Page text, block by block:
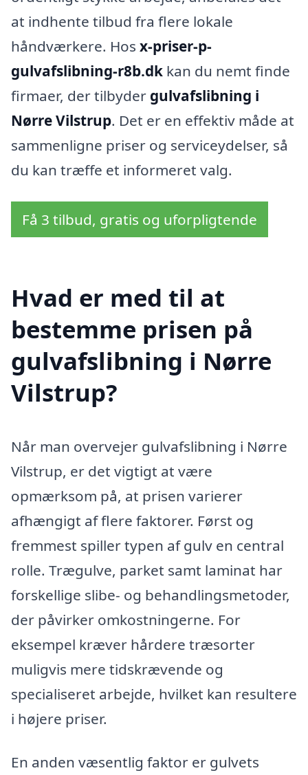
at indhente tilbud fra flere lokale
håndværkere. Hos x-priser-p-
gulvafslibning-r8b.dk kan du nemt finde
firmaer, der tilbyder gulvafslibning i
Nørre Vilstrup. Det er en effektiv måde at
sammenligne priser og serviceydelser, så
du kan træffe et informeret valg.
Få 3 tilbud, gratis og uforpligtende
Hvad er med til at
bestemme prisen på
gulvafslibning i Nørre
Vilstrup?
Når man overvejer gulvafslibning i Nørre
Vilstrup, er det vigtigt at være
opmærksom på, at prisen varierer
afhængigt af flere faktorer. Først og
fremmest spiller typen af gulv en central
rolle. Trægulve, parket samt laminat har
forskellige slibe- og behandlingsmetoder,
der påvirker omkostningerne. For
eksempel kræver hårdere træsorter
muligvis mere tidskrævende og
specialiseret arbejde, hvilket kan resultere
i højere priser.
En anden væsentlig faktor er gulvets